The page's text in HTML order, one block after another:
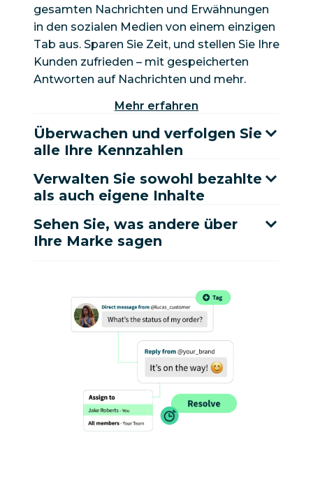
gesamten Nachrichten und Erwähnungen
in den sozialen Medien von einem einzigen
Tab aus. Sparen Sie Zeit, und stellen Sie Ihre
Kunden zufrieden – mit gespeicherten
Antworten auf Nachrichten und mehr.
Mehr erfahren
Überwachen und verfolgen Sie
alle Ihre Kennzahlen
Verwalten Sie sowohl bezahlte
als auch eigene Inhalte
Sehen Sie, was andere über
Ihre Marke sagen